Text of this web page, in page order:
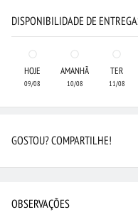
DISPONIBILIDADE DE
HOJE
09/08
AMANHÃ
10/08
TER
11/08
GOSTOU? COMPARTILHE!
OBSERVAÇÕES